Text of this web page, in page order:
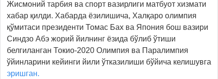
Жисмоний тарбия ва спорт вазирлиги матбуот хизмати
хабар қилди. Хабарда ёзилишича, Халқаро олимпия
қўмитаси президенти Томас Бах ва Япония бош вазири
Синдзо Абэ жорий йилнинг ёзида бўлиб ўтиши
белгиланган Токио-2020 Олимпия ва Паралимпия
ўйинларини кейинги йили ўтказилиши бўйича келишувга
эришган.